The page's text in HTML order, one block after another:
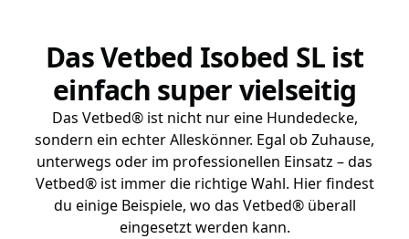
Das Vetbed Isobed SL ist
einfach super vielseitig
Das Vetbed® ist nicht nur eine Hundedecke,
sondern ein echter Alleskönner. Egal ob Zuhause,
unterwegs oder im professionellen Einsatz – das
Vetbed® ist immer die richtige Wahl. Hier findest
du einige Beispiele, wo das Vetbed® überall
eingesetzt werden kann.